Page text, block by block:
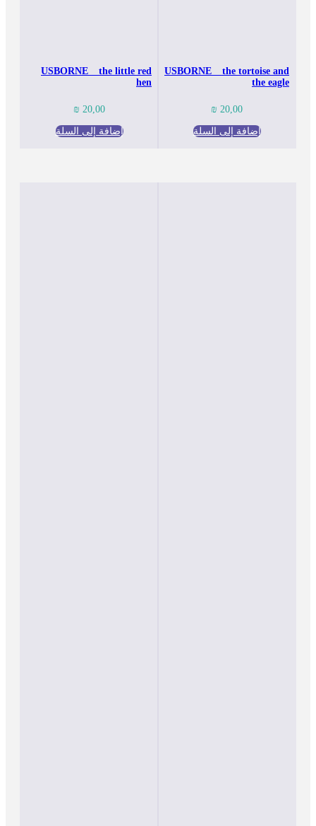
USBORNE _ the tortoise and
the eagle
20,00
₪
إضافة إلى السلة
USBORNE _ the little red
hen
20,00
₪
إضافة إلى السلة